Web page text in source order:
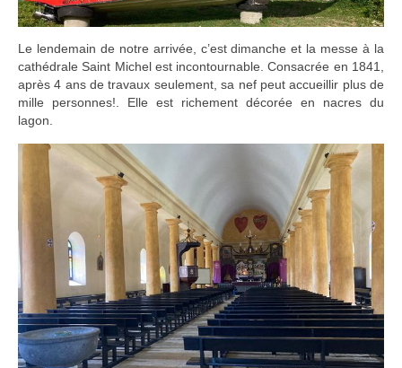
Le lendemain de notre arrivée, c’est dimanche et la messe à la
cathédrale Saint Michel est incontournable. Consacrée en 1841,
après 4 ans de travaux seulement, sa nef peut accueillir plus de
mille personnes!. Elle est richement décorée en nacres du
lagon.